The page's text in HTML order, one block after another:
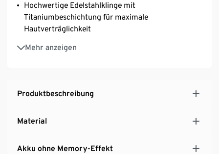
Hochwertige Edelstahlklinge mit
Titaniumbeschichtung für maximale
Hautverträglichkeit
Mehr anzeigen
LED-Display mit Akku-, Reisesicherungs- und
Ladeanzeige
Mit Schnellladefunktion
Rasierzeit – ca. 60 Minuten Ladezeit
Produktbeschreibung
Material
Akku ohne Memory-Effekt